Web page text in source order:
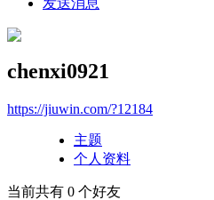
chenxi0921
https://jiuwin.com/?12184
主题
个人资料
当前共有 0 个好友